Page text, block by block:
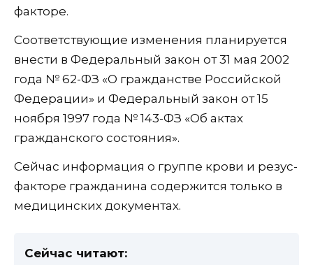
факторе.
Соответствующие изменения планируется
внести в Федеральный закон от 31 мая 2002
года № 62-ФЗ «О гражданстве Российской
Федерации» и Федеральный закон от 15
ноября 1997 года № 143-ФЗ «Об актах
гражданского состояния».
Сейчас информация о группе крови и резус-
факторе гражданина содержится только в
медицинских документах.
Сейчас читают: